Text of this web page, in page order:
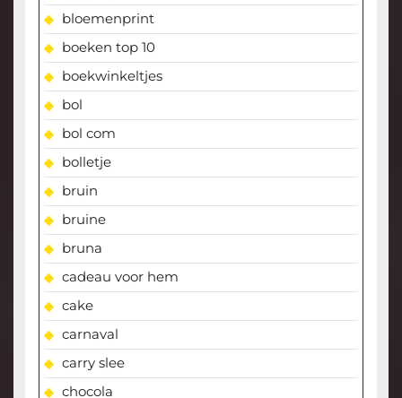
bloemenprint
boeken top 10
boekwinkeltjes
bol
bol com
bolletje
bruin
bruine
bruna
cadeau voor hem
cake
carnaval
carry slee
chocola